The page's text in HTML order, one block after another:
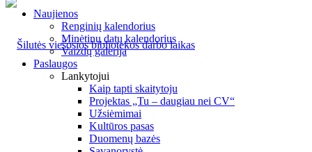
Naujienos
Renginių kalendorius
Minėtinų datų kalendorius
Vaizdų galerija
Paslaugos
Lankytojui
Kaip tapti skaitytoju
Projektas „Tu – daugiau nei CV“
Užsiėmimai
Kultūros pasas
Duomenų bazės